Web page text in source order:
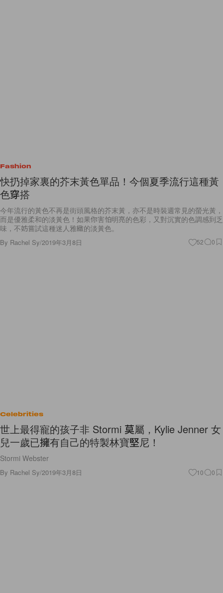
Fashion
快扔掉家裏的芥末黃色單品！今個夏季流行這種黃
色穿搭
今年流行的黃色不再是街頭風格的芥末黃，亦不是時裝週常見的螢光黃，
而是優雅柔和的淡黃色！如果你害怕明亮的色彩，又對沉實的色調感到乏
味，不妨嘗試這種迷人雅緻的淡黃色。
By Rachel Sy/2019年3月8日 52 0
Celebrities
世上最得寵的孩子非 Stormi 莫屬，Kylie Jenner 女
兒一歲已擁有自己的特製林寶堅尼！
Stormi Webster
By Rachel Sy/2019年3月8日 10 0